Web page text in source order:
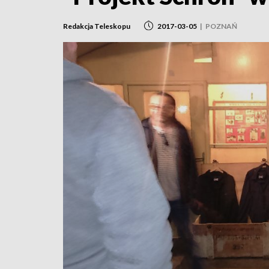
Redakcja Teleskopu 2017-03-05 | POZNAŃ